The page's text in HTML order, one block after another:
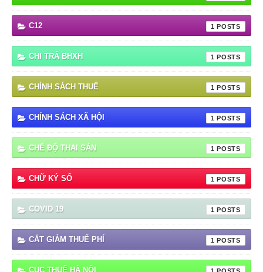
C12 1
CHI TRẢ BHXH 1
CHÍNH SÁCH THUẾ 1
CHÍNH SÁCH XÃ HỘI 1
CHẾ ĐỘ THAI SẢN 1
CHỮ KÝ SỐ 1
COVID 19 1
CẮT GIẢM THUẾ PHÍ 1
CỤC THUẾ HÀ NỘI